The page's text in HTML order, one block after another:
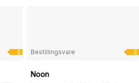
E E
Bestillingsvare
Noon